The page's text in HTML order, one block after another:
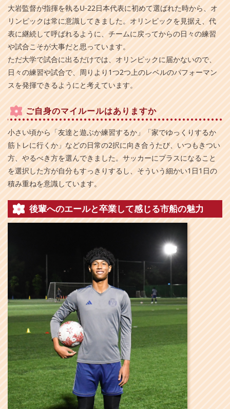
大岩監督が指揮を執るU-22日本代表に初めて選ばれた時から、オ
リンピックは常に意識してきました。オリンピックを見据え、代
表に継続して呼ばれるように、チームに戻ってからの日々の練習
や試合こそが大事だと思っています。
ただ大学で試合に出るだけでは、オリンピックに届かないので、
日々の練習や試合で、周りより1つ2つ上のレベルのパフォーマン
スを発揮できるようにと考えています。
ご自身のマイルールはありますか
小さい頃から「友達と遊ぶか練習するか」「家でゆっくりするか
筋トレに行くか」などの日常の2択に向き合うたび、いつもきつい
方、やるべき方を選んできました。サッカーにプラスになること
を選択した方が自分もすっきりするし、そういう細かい1日1日の
積み重ねを意識しています。
後輩へのエールと卒業して感じる市船の魅力